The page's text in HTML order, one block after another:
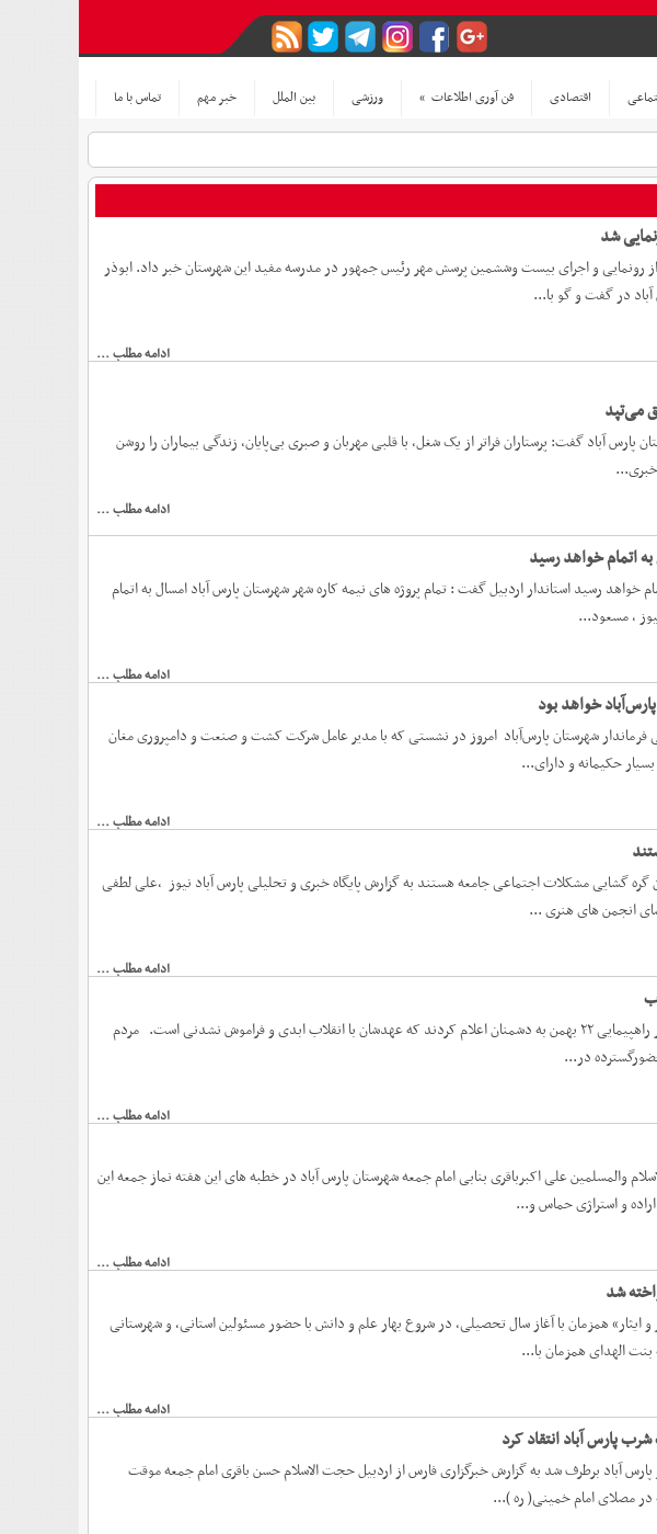
اقتصادی فن آوری اطلاعات » ورزشی بین الملل خبر مهم تماس با ما
شد
رونمایی و اجرای بیست وششمین پرسش مهر رئیس جمهور در مدرسه مفید این شهرستان خبر داد. ابوذر
آباد در گفت و گو با...
ادامه مطلب ...
می‌تپد
پارس آباد گفت: پرستاران فراتر از یک شغل، با قلبی مهربان و صبری بی‌پایان، زندگی بیماران را روشن
ادامه مطلب ...
اتمام خواهد رسید
خواهد رسید استاندار اردبیل گفت : تمام پروژه های نیمه کاره شهر شهرستان پارس آباد امسال به اتمام
، مسعود...
ادامه مطلب ...
خواهد بود
فرماندار شهرستان پارس‌آباد امروز در نشستی که با مدیر عامل شرکت کشت و صنعت و دامپروری مغان
حکیمانه و دارای...
ادامه مطلب ...
گشایی مشکلات اجتماعی جامعه هستند به گزارش پایگاه خبری و تحلیلی پارس آباد نیوز ،علی لطفی
انجمن های هنری ...
ادامه مطلب ...
مردم انقلابی پارس آباد مغان با حضور پرشور و گسترده در راهپیمایی ۲۲ بهمن به دشمنان اعلام کردند که عهدشان با انقلاب ابدی و فراموش نشدنی است. مردم
در...
ادامه مطلب ...
والمسلمین علی اکبرباقری بنابی امام جمعه شهرستان پارس آباد در خطبه های این هفته نماز جمعه این
و استراژی حماس و...
ادامه مطلب ...
شد
ایثار» همزمان با آغاز سال تحصیلی، در شروع بهار علم و دانش با حضور مسئولین استانی، و شهرستانی
الهدای همزمان با...
ادامه مطلب ...
پارس آباد انتقاد کرد
آباد برطرف شد به گزارش خبرگزاری فارس از اردبیل حجت الاسلام حسن باقری امام جمعه موقت
در مصلای امام خمینی( ره )...